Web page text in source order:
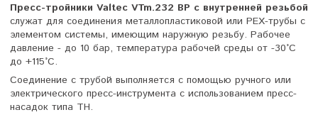
Пресс-тройники Valtec VTm.232 ВР с внутренней резьбой
служат для соединения металлопластиковой или РЕХ-трубы с
элементом системы, имеющим наружную резьбу. Рабочее
давление - до 10 бар, температура рабочей среды от -30°C
до +115°C.
Соединение с трубой выполняется с помощью ручного или
электрического пресс-инструмента с использованием пресс-
насадок типа ТН.